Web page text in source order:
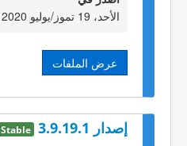
الأحد، 19 تموز/يوليو 2020 09:00
عرض الملفات
إصدار 3.9.19.1 Stable